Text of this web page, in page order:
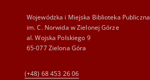
Wojewódzka i Miejska Biblioteka Publiczna
im. C. Norwida w Zielonej Górze
al. Wojska Polskiego 9
65-077 Zielona Góra
(+48) 68 453 26 06